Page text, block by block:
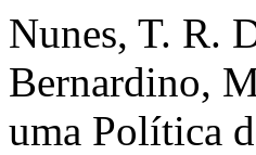
Nunes, T. R.
Bernardino,
uma Política